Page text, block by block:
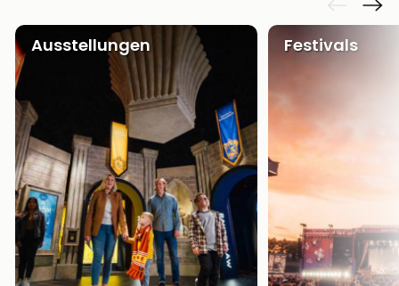
Ausstellungen Festivals